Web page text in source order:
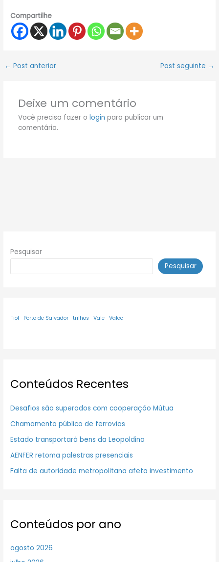
Compartilhe
← Post anterior Post seguinte →
Deixe um comentário
Você precisa fazer o login para publicar um
comentário.
Pesquisar
Pesquisar
Fiol Porto de Salvador trilhos Vale Valec
Conteúdos Recentes
Desafios são superados com cooperação Mútua
Chamamento público de ferrovias
Estado transportará bens da Leopoldina
AENFER retoma palestras presenciais
Falta de autoridade metropolitana afeta investimento
Conteúdos por ano
agosto 2026